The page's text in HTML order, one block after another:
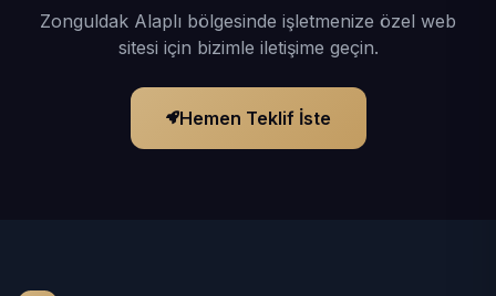
Zonguldak Alaplı bölgesinde işletmenize özel web
sitesi için bizimle iletişime geçin.
Hemen Teklif İste